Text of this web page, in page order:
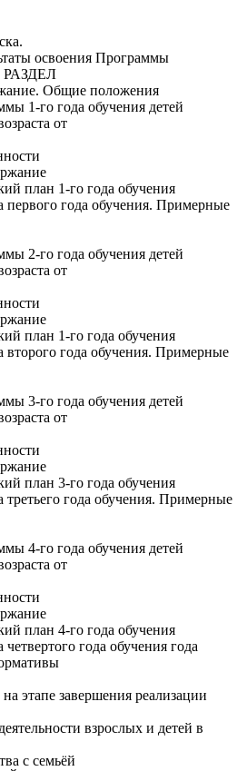
освоения Программы
Общие положения
1-го года обучения детей
от
план 1-го года обучения
первого года обучения. Примерные
2-го года обучения детей
от
план 1-го года обучения
второго года обучения. Примерные
3-го года обучения детей
от
план 3-го года обучения
третьего года обучения. Примерные
4-го года обучения детей
от
план 4-го года обучения
года обучения года
этапе завершения реализации
взрослых и детей в
с семьёй